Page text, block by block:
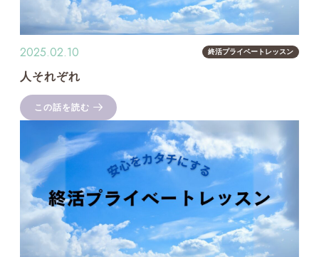
2025.02.10 終活プライベートレッスン
人それぞれ
この話を読む